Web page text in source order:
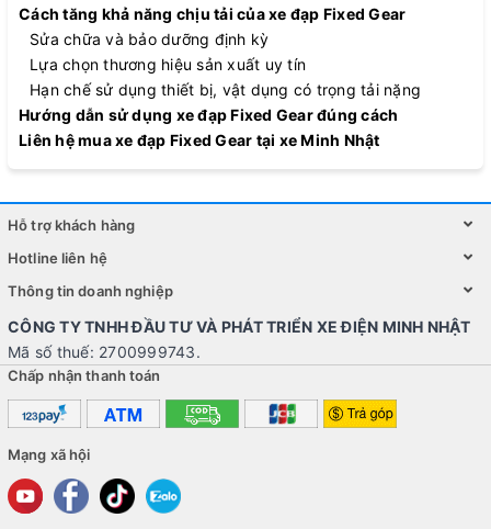
Cách tăng khả năng chịu tải của xe đạp Fixed Gear
Sửa chữa và bảo dưỡng định kỳ
Lựa chọn thương hiệu sản xuất uy tín
Hạn chế sử dụng thiết bị, vật dụng có trọng tải nặng
Hướng dẫn sử dụng xe đạp Fixed Gear đúng cách
Liên hệ mua xe đạp Fixed Gear tại xe Minh Nhật
Hỗ trợ khách hàng
Hotline liên hệ
Thông tin doanh nghiệp
CÔNG TY TNHH ĐẦU TƯ VÀ PHÁT TRIỂN XE ĐIỆN MINH NHẬT
Mã số thuế: 2700999743.
Chấp nhận thanh toán
Mạng xã hội